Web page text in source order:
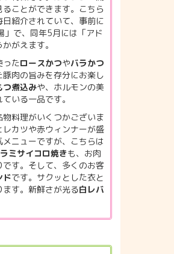
ことができます。こちら
紹介されていて、事前に
で、同年5月には「アド
がえます。
ったロースかつやバラかつ
肉の旨みを存分にお楽し
つ煮込みや、ホルモンの美
いる一品です。
料理がいくつかございま
カツや赤ウィンナーが盛
ニューですが、こちらは
ミサイコロ焼きも、お肉
す。そして、多くのお客
ドです。サクッとした衣と
す。新鮮さが光る白レバ